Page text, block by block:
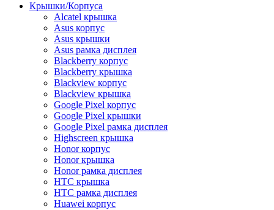
Крышки/Корпуса
Alcatel крышка
Asus корпус
Asus крышки
Asus рамка дисплея
Blackberry корпус
Blackberry крышка
Blackview корпус
Blackview крышка
Google Pixel корпус
Google Pixel крышки
Google Pixel рамка дисплея
Highscreen крышка
Honor корпус
Honor крышка
Honor рамка дисплея
HTC крышка
HTC рамка дисплея
Huawei корпус